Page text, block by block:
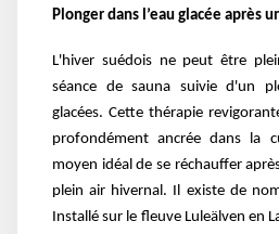
Plonger dans l’eau glacée après
L'hiver suédois ne peut être
séance de sauna suivie d'un
glacées. Cette thérapie
profondément ancrée dans la
moyen idéal de se réchauffer
plein air hivernal. Il existe de
Installé sur le fleuve Luleälven en